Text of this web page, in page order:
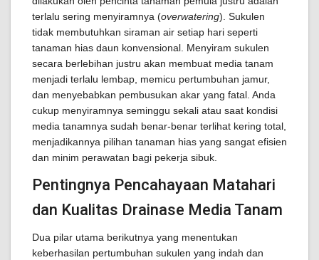
terlalu sering menyiramnya (overwatering). Sukulen
tidak membutuhkan siraman air setiap hari seperti
tanaman hias daun konvensional. Menyiram sukulen
secara berlebihan justru akan membuat media tanam
menjadi terlalu lembap, memicu pertumbuhan jamur,
dan menyebabkan pembusukan akar yang fatal. Anda
cukup menyiramnya seminggu sekali atau saat kondisi
media tanamnya sudah benar-benar terlihat kering total,
menjadikannya pilihan tanaman hias yang sangat efisien
dan minim perawatan bagi pekerja sibuk.
Pentingnya Pencahayaan Matahari
dan Kualitas Drainase Media Tanam
Dua pilar utama berikutnya yang menentukan
keberhasilan pertumbuhan sukulen yang indah dan